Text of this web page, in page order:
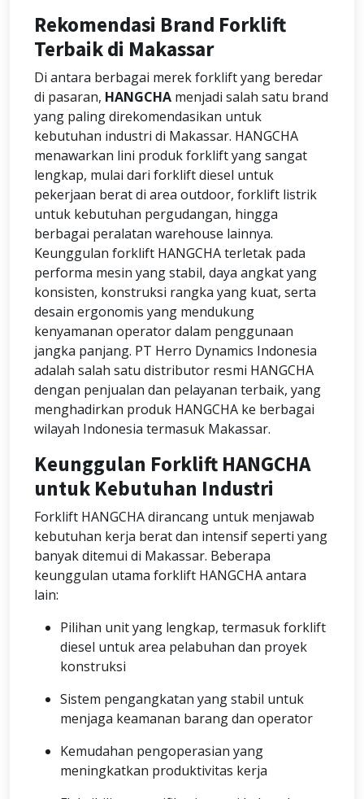
Rekomendasi Brand Forklift
Terbaik di Makassar
Di antara berbagai merek forklift yang beredar
di pasaran, HANGCHA menjadi salah satu brand
yang paling direkomendasikan untuk
kebutuhan industri di Makassar. HANGCHA
menawarkan lini produk forklift yang sangat
lengkap, mulai dari forklift diesel untuk
pekerjaan berat di area outdoor, forklift listrik
untuk kebutuhan pergudangan, hingga
berbagai peralatan warehouse lainnya.
Keunggulan forklift HANGCHA terletak pada
performa mesin yang stabil, daya angkat yang
konsisten, konstruksi rangka yang kuat, serta
desain ergonomis yang mendukung
kenyamanan operator dalam penggunaan
jangka panjang. PT Herro Dynamics Indonesia
adalah salah satu distributor resmi HANGCHA
dengan penjualan dan pelayanan terbaik, yang
menghadirkan produk HANGCHA ke berbagai
wilayah Indonesia termasuk Makassar.
Keunggulan Forklift HANGCHA
untuk Kebutuhan Industri
Forklift HANGCHA dirancang untuk menjawab
kebutuhan kerja berat dan intensif seperti yang
banyak ditemui di Makassar. Beberapa
keunggulan utama forklift HANGCHA antara
lain:
Pilihan unit yang lengkap, termasuk forklift
diesel untuk area pelabuhan dan proyek
konstruksi
Sistem pengangkatan yang stabil untuk
menjaga keamanan barang dan operator
Kemudahan pengoperasian yang
meningkatkan produktivitas kerja